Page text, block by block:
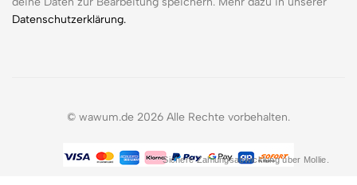
Datenschutzerklärung.
© wawum.de 2026 Alle Rechte vorbehalten.
Sichere Zahlungsabwicklung über Mollie.